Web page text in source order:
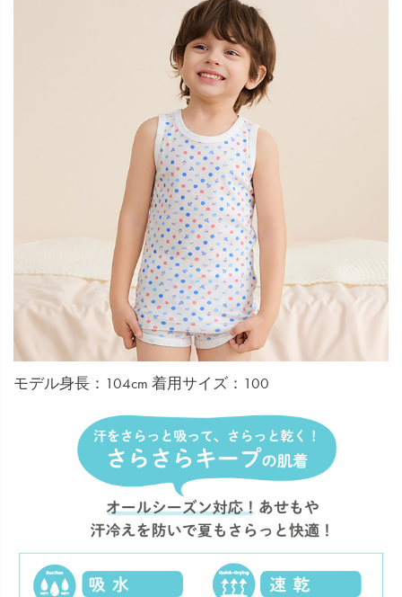
モデル身長：104cm 着用サイズ：100